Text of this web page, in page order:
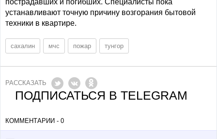
пострадавших и погибших. Специалисты пока
устанавливают точную причину возгорания бытовой
техники в квартире.
сахалин мчс пожар тунгор
РАССКАЗАТЬ
ПОДПИСАТЬСЯ В TELEGRAM
КОММЕНТАРИИ - 0